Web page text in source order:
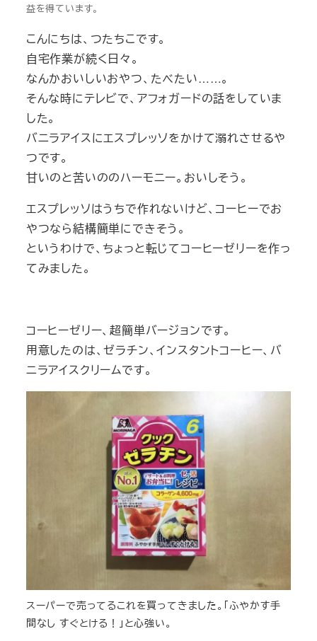
益を得ています。
こんにちは、つたちこです。
自宅作業が続く日々。
なんかおいしいおやつ、たべたい……。
そんな時にテレビで、アフォガードの話をしていま
した。
バニラアイスにエスプレッソをかけて溺れさせるや
つです。
甘いのと苦いののハーモニー。おいしそう。
エスプレッソはうちで作れないけど、コーヒーでお
やつなら結構簡単にできそう。
というわけで、ちょっと転じてコーヒーゼリーを作っ
てみました。
コーヒーゼリー、超簡単バージョンです。
用意したのは、ゼラチン、インスタントコーヒー、バ
ニラアイスクリームです。
スーパーで売ってるこれを買ってきました。「ふやかす手
間なし すぐとける！」と心強い。